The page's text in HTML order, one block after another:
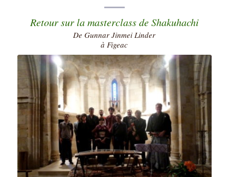
Retour sur la masterclass de Shakuhachi
De Gunnar Jinmei Linder
à Figeac